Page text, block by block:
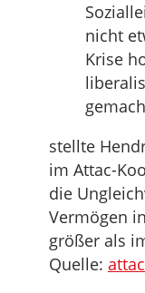
nicht
Krise
stellte
im Attac-
die
Vermögen
größer als
Quelle: attac